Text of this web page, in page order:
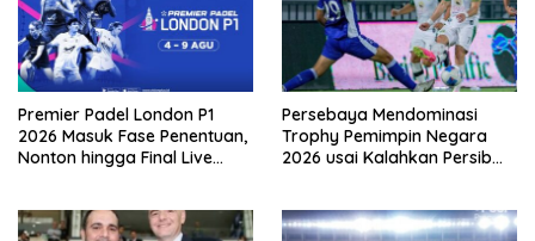
Premier Padel London P1
2026 Masuk Fase Penentuan,
Nonton hingga Final Live
Persebaya Mendominasi
Trophy Pemimpin Negara
2026 usai Kalahkan Persib